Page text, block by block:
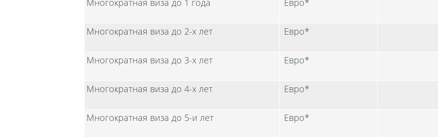
Многократная виза до 1 года Евро*
Многократная виза до 2-х лет Евро*
Многократная виза до 3-х лет Евро*
Многократная виза до 4-х лет Евро*
Многократная виза до 5-и лет Евро*